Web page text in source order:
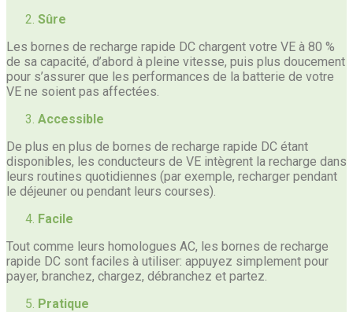
Sûre
Les bornes de recharge rapide DC chargent votre VE à 80 %
de sa capacité, d’abord à pleine vitesse, puis plus doucement
pour s’assurer que les performances de la batterie de votre
VE ne soient pas affectées.
Accessible
De plus en plus de bornes de recharge rapide DC étant
disponibles, les conducteurs de VE intègrent la recharge dans
leurs routines quotidiennes (par exemple, recharger pendant
le déjeuner ou pendant leurs courses).
Facile
Tout comme leurs homologues AC, les bornes de recharge
rapide DC sont faciles à utiliser: appuyez simplement pour
payer, branchez, chargez, débranchez et partez.
Pratique